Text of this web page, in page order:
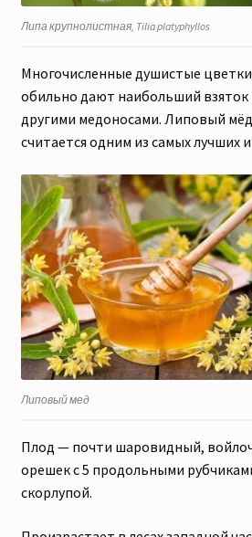
Липа крупнолистная, Tilia platyphyllos
Многочисленные душистые
обильно дают наибольший взяток
другими медоносами. Липовый
считается одним из самых лучших
Липовый мед
Плод — почти шаровидный,
орешек с 5 продольными
скорлупой.